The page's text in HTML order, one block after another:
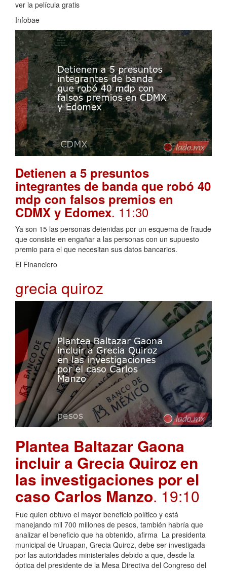
ver la película gratis
Infobae
Detienen a 5 presuntos
integrantes de banda que robó 40
mdp con falsos premios en
CDMX y Edomex. 11:30
Ya son 15 las personas detenidas por un esquema de fraude
que consiste en engañar a las personas con un supuesto
premio para el que necesitan sus datos bancarios.
El Financiero
grecia quiroz
Plantea Baltazar Gaona
incluir a Grecia Quiroz en
las investigaciones por el
caso Carlos Manzo. 19:10
Fue quien obtuvo el mayor beneficio político y está
manejando mil 700 millones de pesos, también habría que
analizar el beneficio que ha obtenido, afirma La presidenta
municipal de Uruapan, Grecia Quiroz, debe ser investigada
por las autoridades ministeriales debido a que, desde la
óptica del presidente de la Mesa Directiva del Congreso del